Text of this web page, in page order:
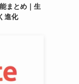
まとめ｜生
進化